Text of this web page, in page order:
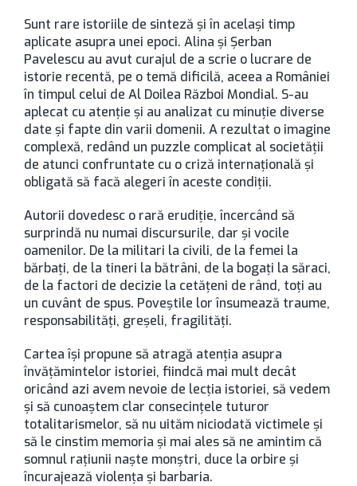
Sunt rare istoriile de sinteză şi în acelaşi timp
aplicate asupra unei epoci. Alina şi Şerban
Pavelescu au avut curajul de a scrie o lucrare de
istorie recentă, pe o temă dificilă, aceea a României
în timpul celui de Al Doilea Război Mondial. S-au
aplecat cu atenţie şi au analizat cu minuţie diverse
date şi fapte din varii domenii. A rezultat o imagine
complexă, redând un puzzle complicat al societăţii
de atunci confruntate cu o criză internaţională şi
obligată să facă alegeri în aceste condiţii.
Autorii dovedesc o rară erudiţie, încercând să
surprindă nu numai discursurile, dar şi vocile
oamenilor. De la militari la civili, de la femei la
bărbaţi, de la tineri la bătrâni, de la bogaţi la săraci,
de la factori de decizie la cetăţeni de rând, toţi au
un cuvânt de spus. Poveştile lor însumează traume,
responsabilităţi, greşeli, fragilităţi.
Cartea îşi propune să atragă atenţia asupra
învăţămintelor istoriei, fiindcă mai mult decât
oricând azi avem nevoie de lecţia istoriei, să vedem
şi să cunoaştem clar consecinţele tuturor
totalitarismelor, să nu uităm niciodată victimele şi
să le cinstim memoria şi mai ales să ne amintim că
somnul raţiunii naşte monştri, duce la orbire şi
încurajează violenţa şi barbaria.